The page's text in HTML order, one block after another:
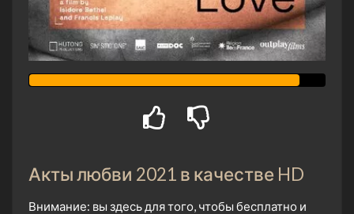
Акты любви 2021 в качестве HD
Внимание: вы здесь для того, чтобы бесплатно и